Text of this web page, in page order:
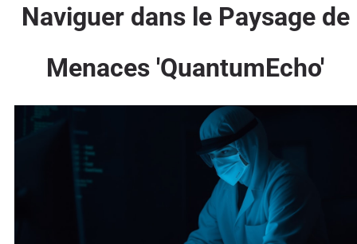
Naviguer dans le Paysage de
Menaces 'QuantumEcho'